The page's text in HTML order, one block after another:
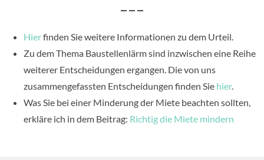
– – –
Hierfinden Sie weitere Informationen zu dem Urteil.
Zu dem Thema Baustellenlärm sind inzwischen eine Reihe
weiterer Entscheidungen ergangen. Die von uns
zusammengefassten Entscheidungen finden Sie hier.
Was Sie bei einer Minderung der Miete beachten sollten,
erkläre ich in dem Beitrag: Richtig die Miete mindern